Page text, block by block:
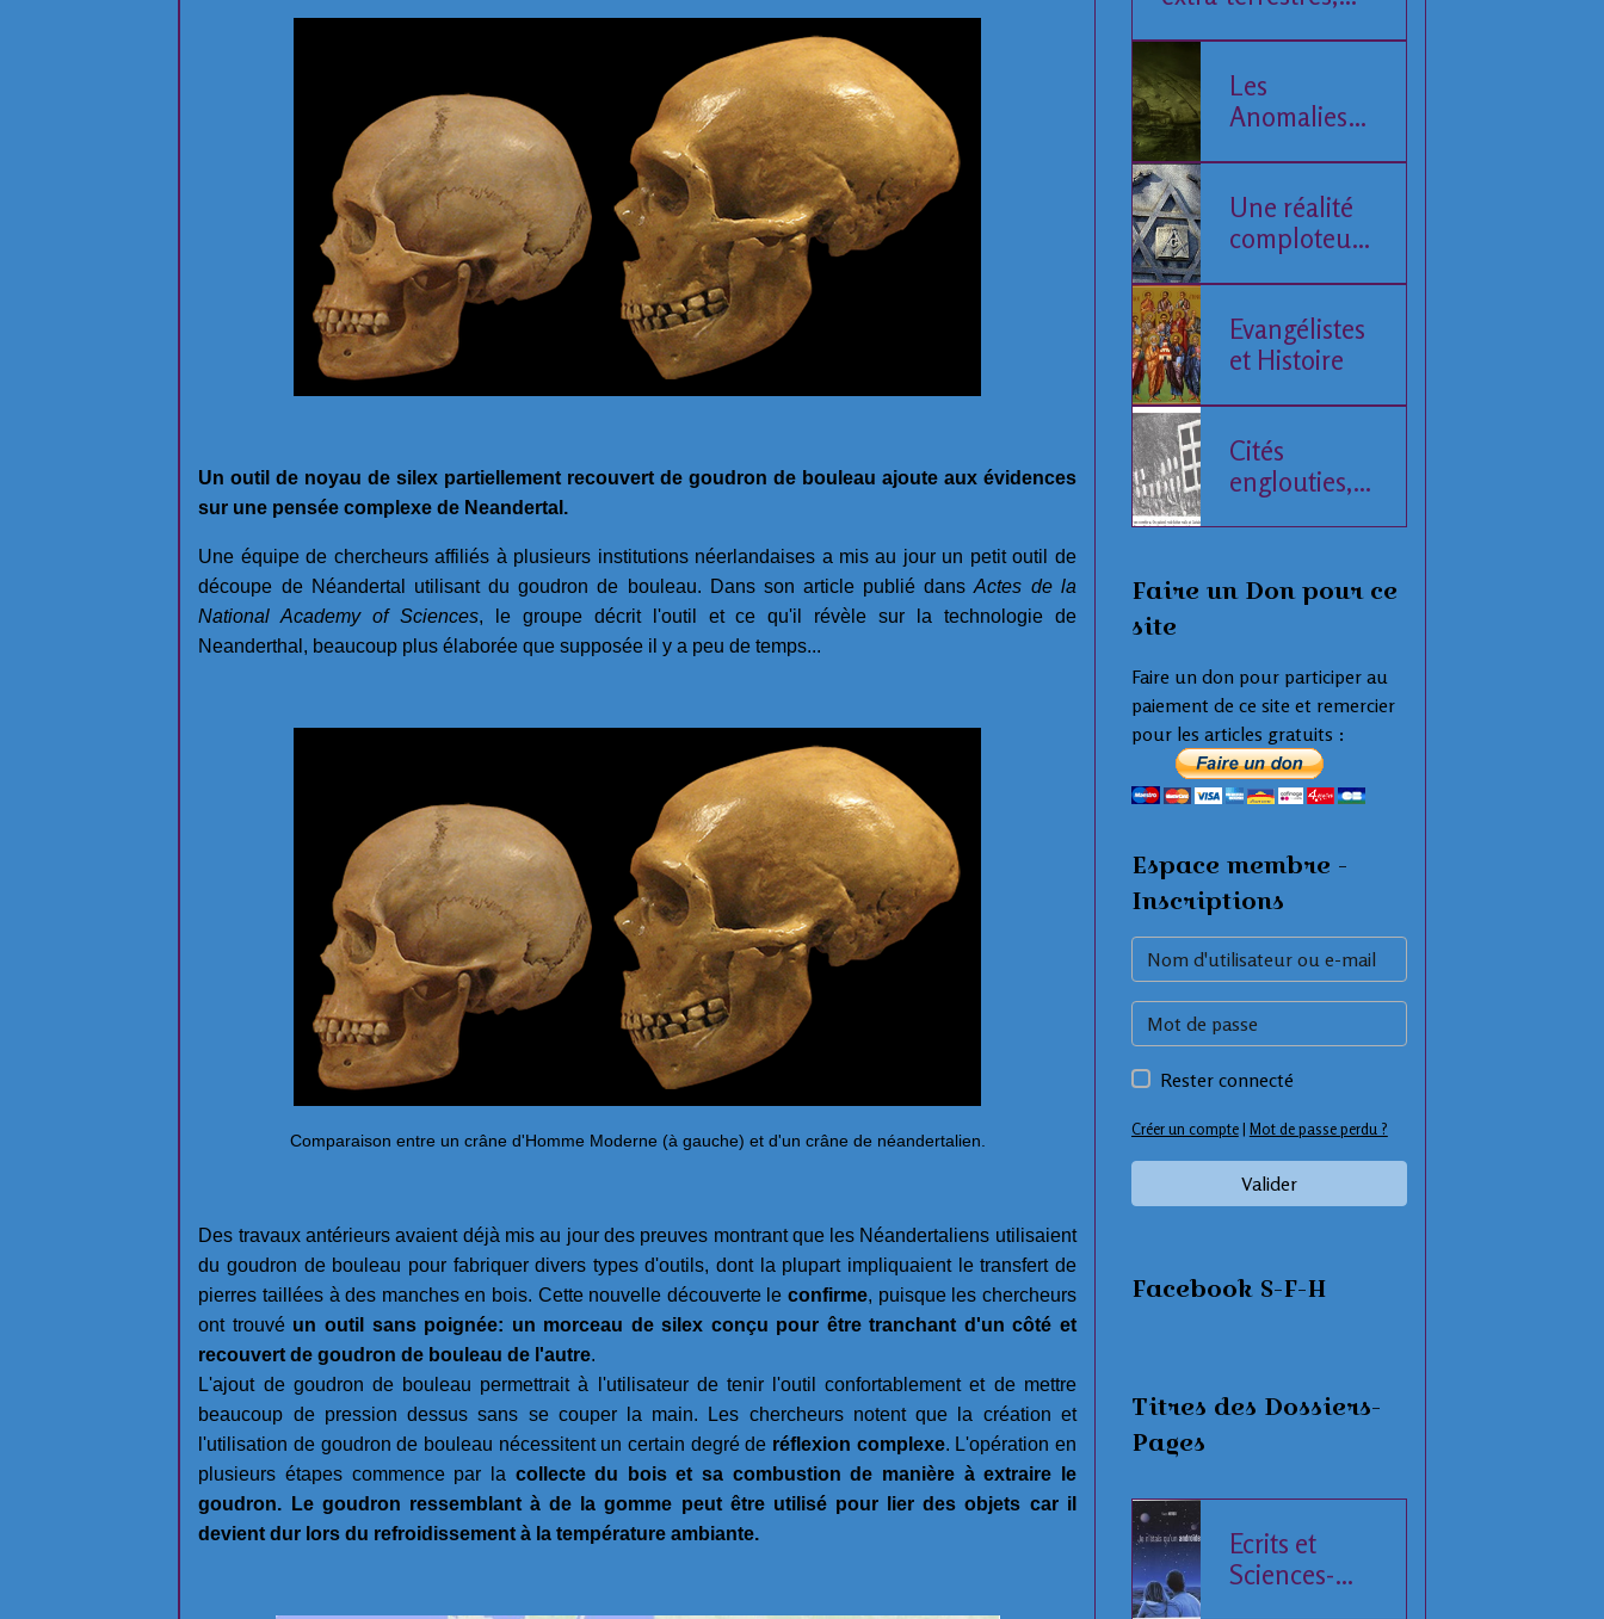
Un outil de noyau de silex partiellement recouvert de goudron de bouleau ajoute aux évidences
sur une pensée complexe de Neandertal.
Une équipe de chercheurs affiliés à plusieurs institutions néerlandaises a mis au jour un petit outil de
découpe de Néandertal utilisant du goudron de bouleau. Dans son article publié dansActes de la
National Academy of Sciences, le groupe décrit l'outil et ce qu'il révèle sur la technologie de
Neanderthal, beaucoup plus élaborée que supposée il y a peu de temps...
Comparaison entre un crâne d'Homme Moderne (à gauche) et d'un crâne de néandertalien.
Des travaux antérieurs avaient déjà mis au jour des preuves montrant que les Néandertaliens utilisaient
du goudron de bouleau pour fabriquer divers types d'outils, dont la plupart impliquaient le transfert de
pierres taillées à des manches en bois. Cette nouvelle découverte le confirme, puisque les chercheurs
ont trouvé un outil sans poignée: un morceau de silex conçu pour être tranchant d'un côté et
recouvert de goudron de bouleau de l'autre.
L'ajout de goudron de bouleau permettrait à l'utilisateur de tenir l'outil confortablement et de mettre
beaucoup de pression dessus sans se couper la main. Les chercheurs notent que la création et
l'utilisation de goudron de bouleau nécessitent un certain degré de réflexion complexe. L'opération en
plusieurs étapes commence par la collecte du bois et sa combustion de manière à extraire le
goudron. Le goudron ressemblant à de la gomme peut être utilisé pour lier des objets car il
devient dur lors du refroidissement à la température ambiante.
Les
Anomalies
Une réalité
comploteuse
Evangélistes
et Histoire
Cités
englouties,
Faire un Don pour ce
site
Faire un don pour participer au
paiement de ce site et remercier
pour les articles gratuits :
Espace membre -
Inscriptions
Rester connecté
Créer un compte| Mot de passe perdu ?
Valider
Facebook S-F-H
Titres des Dossiers-
Pages
Ecrits et
Sciences-